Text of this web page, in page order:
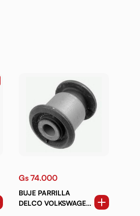
Gs 74.000
BUJE PARRILLA
DELCO VOLKSWAGEN